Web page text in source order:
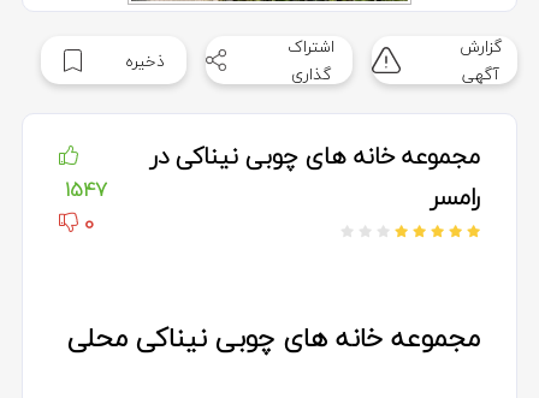
گزارش
آگهی
اشتراک
گذاری
ذخیره
مجموعه خانه های چوبی نیناکی در
رامسر
1547
0
مجموعه خانه های چوبی نیناکی محلی